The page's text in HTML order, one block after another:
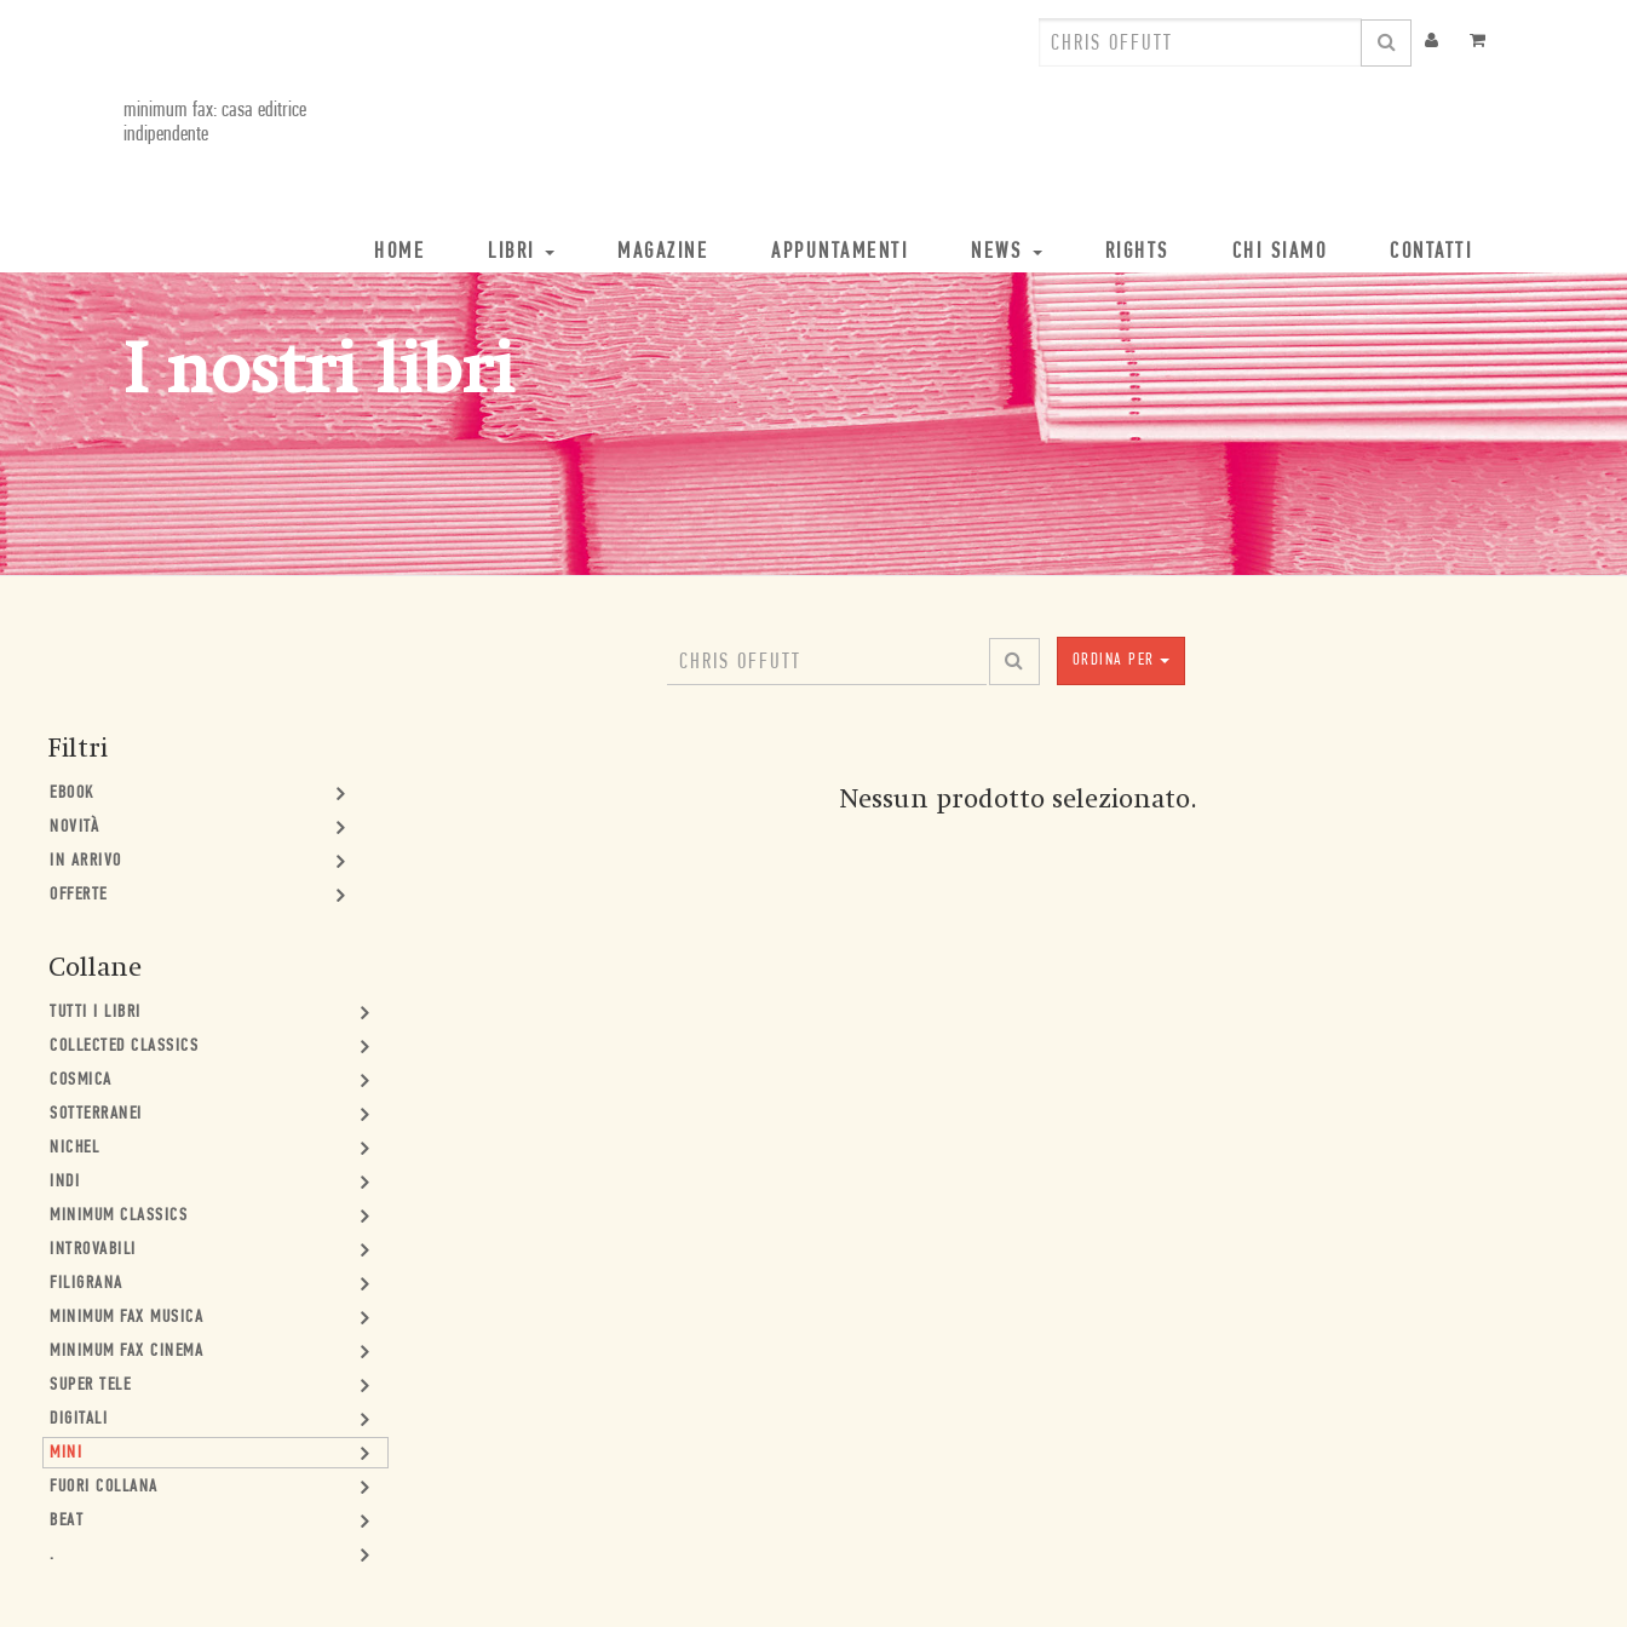
minimum fax: casa editrice
indipendente
HOME LIBRI MAGAZINE APPUNTAMENTI NEWS RIGHTS CHI SIAMO CONTATTI
I nostri libri
ORDINA PER
Filtri
EBOOK
NOVITÀ
IN ARRIVO
OFFERTE
Collane
TUTTI I LIBRI
COLLECTED CLASSICS
COSMICA
SOTTERRANEI
NICHEL
INDI
MINIMUM CLASSICS
INTROVABILI
FILIGRANA
MINIMUM FAX MUSICA
MINIMUM FAX CINEMA
SUPER TELE
DIGITALI
MINI
FUORI COLLANA
BEAT
.
Nessun prodotto selezionato.